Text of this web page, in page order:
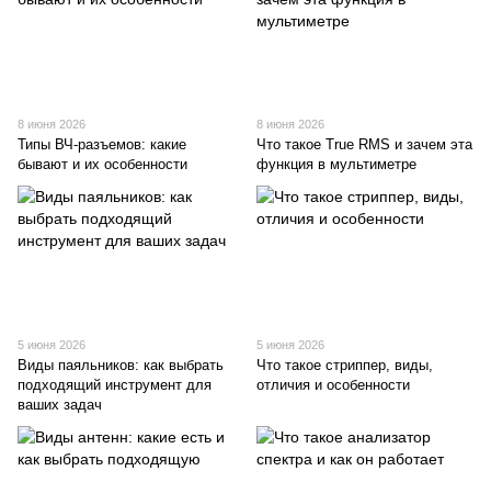
8 июня 2026
Типы ВЧ-разъемов: какие
бывают и их особенности
8 июня 2026
Что такое True RMS и зачем эта
функция в мультиметре
5 июня 2026
Виды паяльников: как выбрать
подходящий инструмент для
ваших задач
5 июня 2026
Что такое стриппер, виды,
отличия и особенности